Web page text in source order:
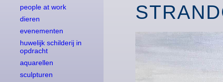
people at work
dieren
evenementen
huwelijk schilderij in
opdracht
aquarellen
sculpturen